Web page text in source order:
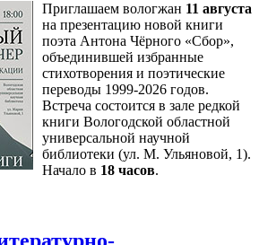
Приглашаем вологжан 11 августа
на презентацию новой книги
поэта Антона Чёрного «Сбор»,
объединившей избранные
стихотворения и поэтические
переводы 1999-2026 годов.
Встреча состоится в зале редкой
книги Вологодской областной
универсальной научной
библиотеки (ул. М. Ульяновой, 1).
Начало в 18 часов.